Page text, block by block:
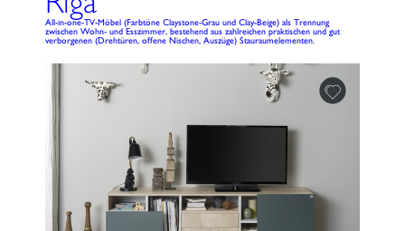
All-in-one-TV-Möbel (Farbtöne Claystone-Grau und Clay-Beige) als Trennung
zwischen Wohn- und Esszimmer, bestehend aus zahlreichen praktischen und gut
verborgenen (Drehtüren, offene Nischen, Auszüge) Stauraumelementen.